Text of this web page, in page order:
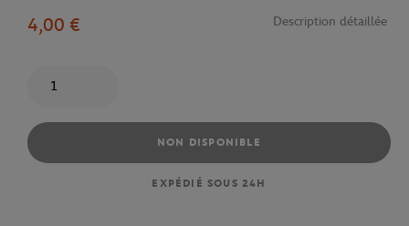
4,00 €
Description détaillée
NON DISPONIBLE
EXPÉDIÉ SOUS 24H